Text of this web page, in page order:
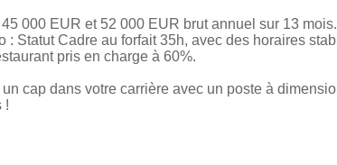
000 EUR et 52 000 EUR brut annuel sur 13 mois.
: Statut Cadre au forfait 35h, avec des horaires
pris en charge à 60%.
cap dans votre carrière avec un poste à
!